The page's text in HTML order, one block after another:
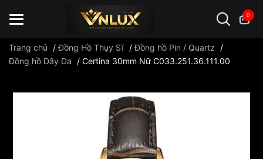
0
Trang chủ /Đồng Hồ Thụy Sĩ /Đồng hồ Pin / Quartz
/
Đồng hồ Dây Da
/ Certina 30mm Nữ C033.251.36.111.00